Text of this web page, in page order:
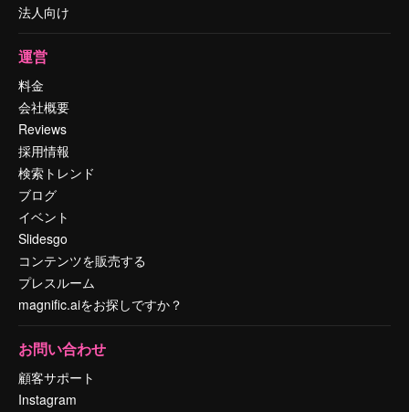
法人向け
運営
料金
会社概要
Reviews
採用情報
検索トレンド
ブログ
イベント
Slidesgo
コンテンツを販売する
プレスルーム
magnific.aiをお探しですか？
お問い合わせ
顧客サポート
Instagram